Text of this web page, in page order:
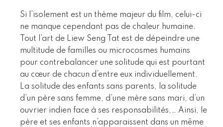
Si l’isolement est un thème majeur du film, celui-ci
ne manque cependant pas de chaleur humaine.
Tout l’art de Liew Seng Tat est de dépeindre une
multitude de familles ou microcosmes humains
pour contrebalancer une solitude qui est pourtant
au cœur de chacun d’entre eux individuellement.
La solitude des enfants sans parents, la solitude
d’un père sans femme, d’une mère sans mari, d’un
ouvrier indien face à ses responsabilités,… Ainsi, le
père et ses enfants n’apparaissent dans un même